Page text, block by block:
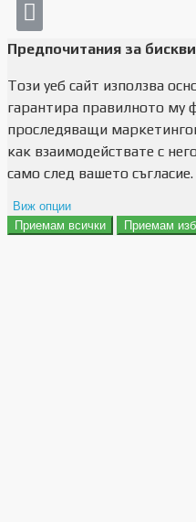
Предпочитания за
Този уеб сайт използва
гарантира правилното му
проследяващи
как взаимодействате с
само след вашето съгласие.
Виж опции
Препочитания за реклами
Приемам всички Приемам